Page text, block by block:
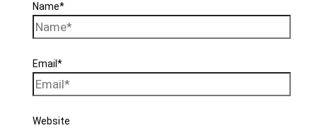
Name*
Email*
Website